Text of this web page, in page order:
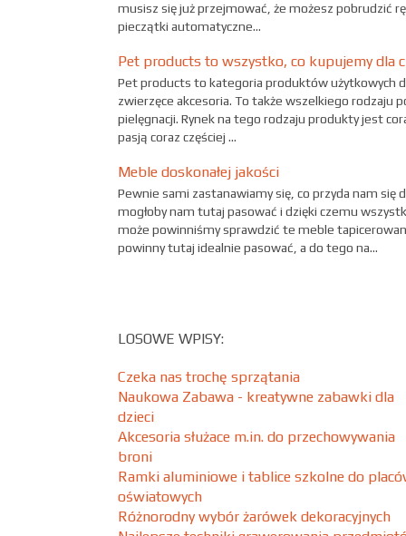
musisz się już przejmować, że możesz pobrudzić
pieczątki automatyczne...
Pet products to wszystko, co kupujemy dla
Pet products to kategoria produktów użytkowych
zwierzęce akcesoria. To także wszelkiego rodzaju
pielęgnacji. Rynek na tego rodzaju produkty jest
pasją coraz częściej ...
Meble doskonałej jakości
Pewnie sami zastanawiamy się, co przyda nam się
mogłoby nam tutaj pasować i dzięki czemu
może powinniśmy sprawdzić te meble
powinny tutaj idealnie pasować, a do tego na...
LOSOWE WPISY:
Czeka nas trochę sprzątania
Naukowa Zabawa - kreatywne zabawki dla
dzieci
Akcesoria służace m.in. do przechowywania
broni
Ramki aluminiowe i tablice szkolne do
oświatowych
Różnorodny wybór żarówek dekoracyjnych